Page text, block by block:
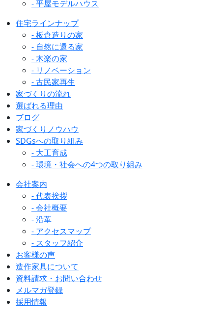
- 平屋モデルハウス
住宅ラインナップ
- 板倉造りの家
- 自然に還る家
- 木楽の家
- リノベーション
- 古民家再生
家づくりの流れ
選ばれる理由
ブログ
家づくりノウハウ
SDGsへの取り組み
- 大工育成
- 環境・社会への4つの取り組み
会社案内
- 代表挨拶
- 会社概要
- 沿革
- アクセスマップ
- スタッフ紹介
お客様の声
造作家具について
資料請求・お問い合わせ
メルマガ登録
採用情報